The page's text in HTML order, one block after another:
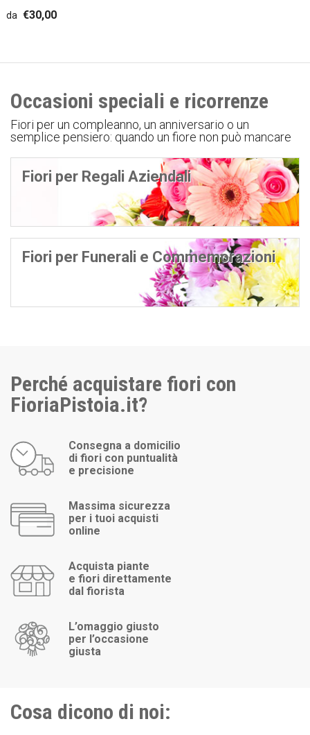
da€30,00
Occasioni speciali e ricorrenze
Fiori per un compleanno, un anniversario o un
semplice pensiero: quando un fiore non può mancare
Fiori per Regali Aziendali
Fiori per Funerali e Commemorazioni
Perché acquistare fiori con
FioriaPistoia.it?
Consegna a domicilio
di fiori con puntualità
e precisione
Massima sicurezza
per i tuoi acquisti
online
Acquista piante
e fiori direttamente
dal fiorista
L’omaggio giusto
per l’occasione
giusta
Cosa dicono di noi: